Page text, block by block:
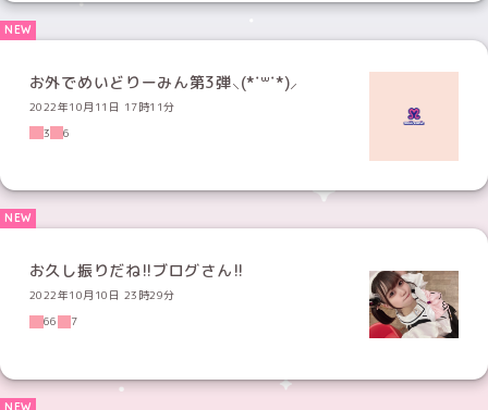
お外でめいどりーみん第3弾⸜(*˙꒳˙*)⸝
2022年10月11日 17時11分
3
6
お久し振りだね!!ブログさん!!
2022年10月10日 23時29分
66
7